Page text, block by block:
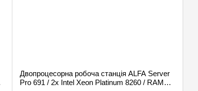
Двопроцесорна робоча станція ALFA Server
Pro 691 / 2х Intel Xeon Platinum 8260 / RAM